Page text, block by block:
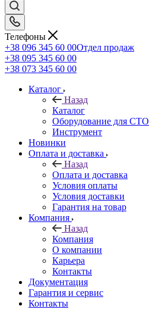
Телефоны
+38 096 345 60 00Отдел продаж
+38 095 345 60 00
+38 073 345 60 00
Каталог
Назад
Каталог
Оборудование для СТО
Инструмент
Новинки
Оплата и доставка
Назад
Оплата и доставка
Условия оплаты
Условия доставки
Гарантия на товар
Компания
Назад
Компания
О компании
Карьера
Контакты
Документация
Гарантия и сервис
Контакты